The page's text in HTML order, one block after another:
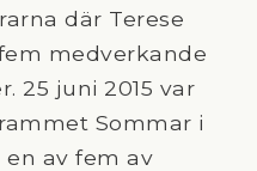
där Terese
medverkande
25 juni 2015 var
Sommar i
en av fem av